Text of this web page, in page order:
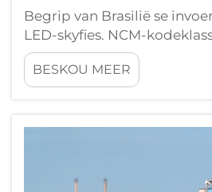
Begrip van Brasilië se
LED-skyfies. NCM-
impak op douanegelde en
Akkurate NCM
Mercosul)-klassifikasie is
tariefkode...
BESKOU MEER